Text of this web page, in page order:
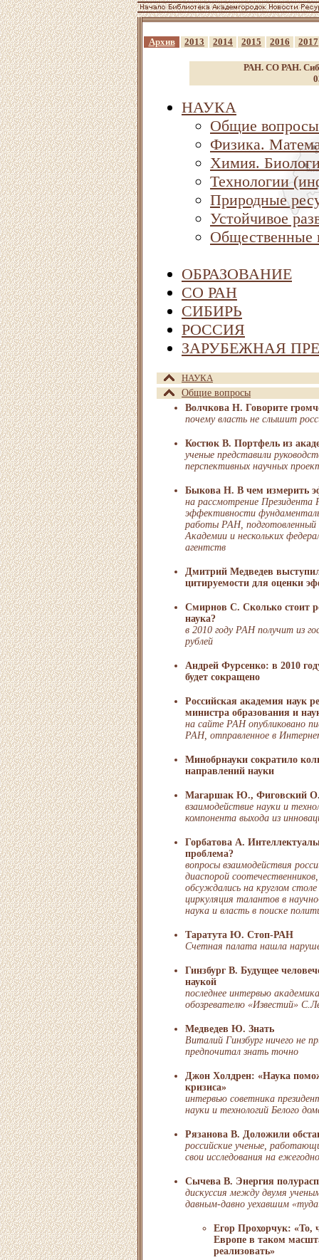
Архив 2013 2014 2015 2016 2017
РАН. СО РАН.
НАУКА
Общие вопросы
Физика.
Химия.
Технологии
Природные
Устойчивое
Общественные
ОБРАЗОВАНИЕ
СО РАН
СИБИРЬ
РОССИЯ
ЗАРУБЕЖНАЯ
НАУКА
Общие вопросы
Волчкова Н. Говорите
почему власть не слышит
Костюк В. Портфель из
ученые представили
перспективных научных
Быкова Н. В чем измерить
на рассмотрение Президента
эффективности
работы РАН, подготовленный
Академии и нескольких
агентств
Дмитрий Медведев
цитируемости для оценки
Смирнов С. Сколько стоит
наука?
в 2010 году РАН получит из
рублей
Андрей Фурсенко: в 2010
будет сокращено
Российская академия наук
министра образования и
на сайте РАН опубликовано
РАН, отправленное в
Минобрнауки сократило
направлений науки
Магаршак Ю., Фиговский
взаимодействие науки и
компонента выхода из
Горбатова А.
проблема?
вопросы взаимодействия
диаспорой
обсуждались на круглом
циркуляция талантов в
наука и власть в поиске
Таратута Ю. Стоп-РАН
Счетная палата нашла
Гинзбург В. Будущее
наукой
последнее интервью
обозревателю «Известий»
Медведев Ю. Знать
Виталий Гинзбург ничего не
предпочитал знать точно
Джон Холдрен: «Наука
кризиса»
интервью советника
науки и технологий Белого
Рязанова В. Доложили
российские ученые,
свои исследования на
Сычева В. Энергия
дискуссия между двумя
давным-давно уехавшим
Егор Прохорчук: «То,
Европе в таком
реализовать»